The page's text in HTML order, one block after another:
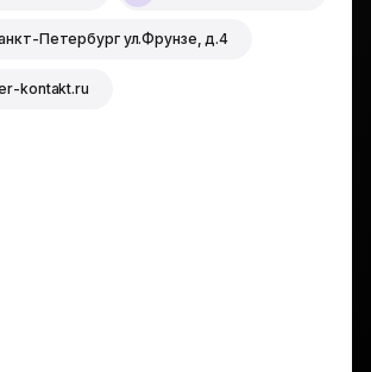
Петербург ул.Фрунзе, д.4
kontakt.ru